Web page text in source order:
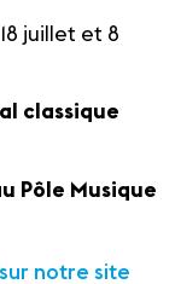
18 juillet et 8
classique
Pôle Musique
notre site